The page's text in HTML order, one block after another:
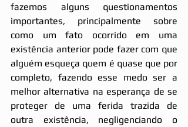
fazemos alguns questionamentos
importantes, principalmente sobre
como um fato ocorrido em uma
existência anterior pode fazer com que
alguém esqueça quem é quase que por
completo, fazendo esse medo ser a
melhor alternativa na esperança de se
proteger de uma ferida trazida de
outra existência, negligenciando o